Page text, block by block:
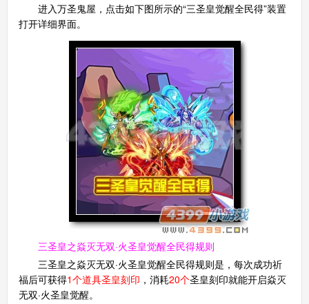
进入万圣鬼屋，点击如下图所示的“三圣皇觉醒全民得”装置
打开详细界面。
三圣皇之焱灭无双·火圣皇觉醒全民得规则
三圣皇之焱灭无双·火圣皇觉醒全民得规则是，每次成功祈
福后可获得1个道具圣皇刻印 ，消耗20个圣皇刻印就能开启焱灭
无双·火圣皇觉醒。